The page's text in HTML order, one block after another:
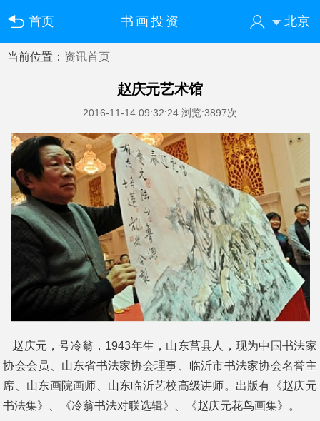
首页 北京
书画投资
您好！欢迎来到中国书画门户网
当前位置： 资讯首页
​赵庆元艺术馆
2016-11-14 09:32:24 浏览:3897次
赵庆元，号冷翁，1943年生，山东莒县人，现为中国书法家
协会会员、山东省书法家协会理事、临沂市书法家协会名誉主
席、山东画院画师、山东临沂艺校高级讲师。出版有《赵庆元
书法集》、《冷翁书法对联选辑》、《赵庆元花鸟画集》。